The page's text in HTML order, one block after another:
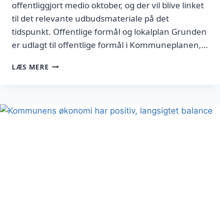
offentliggjort medio oktober, og der vil blive linket
til det relevante udbudsmateriale på det
tidspunkt. Offentlige formål og lokalplan Grunden
er udlagt til offentlige formål i Kommuneplanen,…
LÆS MERE GRUND
SALG